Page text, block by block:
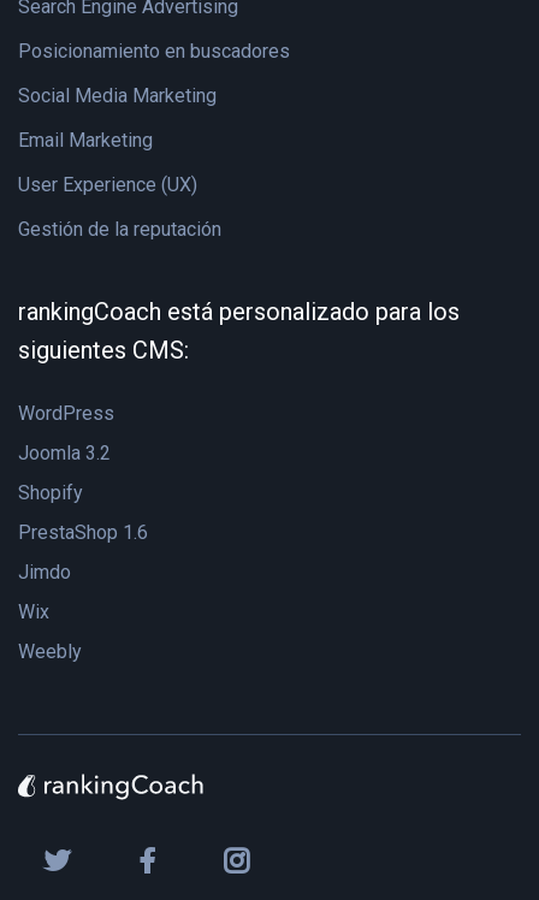
Search Engine Advertising
Posicionamiento en buscadores
Social Media Marketing
Email Marketing
User Experience (UX)
Gestión de la reputación
rankingCoach está personalizado para los
siguientes CMS:
WordPress
Joomla 3.2
Shopify
PrestaShop 1.6
Jimdo
Wix
Weebly